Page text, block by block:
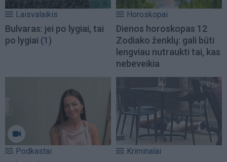
Laisvalaikis
Bulvaras: jei po lygiai, tai
po lygiai (1)
Horoskopai
Dienos horoskopas 12
Zodiako ženklų: gali būti
lengviau nutraukti tai, kas
nebeveikia
Podkastai Kriminalai